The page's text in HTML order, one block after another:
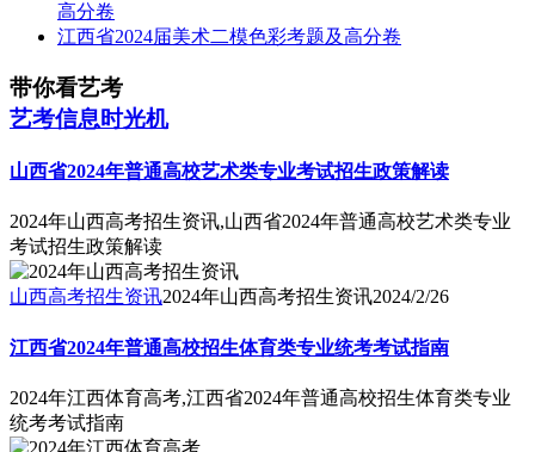
高分卷
江西省2024届美术二模色彩考题及高分卷
带你看艺考
艺考信息时光机
山西省2024年普通高校艺术类专业考试招生政策解读
2024年山西高考招生资讯,山西省2024年普通高校艺术类专业
考试招生政策解读
山西高考招生资讯2024年山西高考招生资讯2024/2/26
江西省2024年普通高校招生体育类专业统考考试指南
2024年江西体育高考,江西省2024年普通高校招生体育类专业
统考考试指南